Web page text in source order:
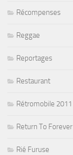
Récompenses
Reggae
Reportages
Restaurant
Rétromobile 2011
Return To Forever
Rié Furuse